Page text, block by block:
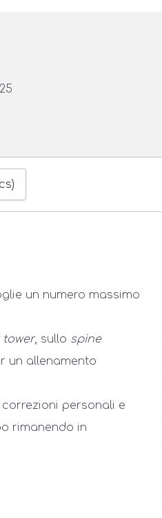
un numero massimo
tower, sullo spine
un allenamento
personali e
rimanendo in